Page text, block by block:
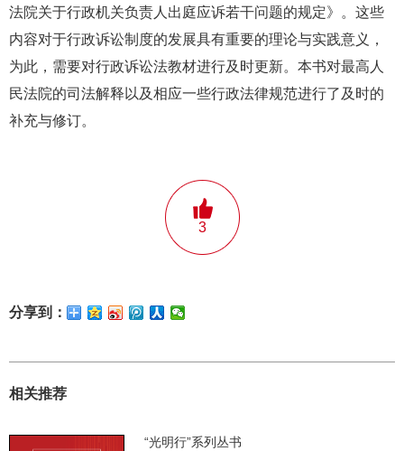
法院关于行政机关负责人出庭应诉若干问题的规定》。这些
内容对于行政诉讼制度的发展具有重要的理论与实践意义，
为此，需要对行政诉讼法教材进行及时更新。本书对最高人
民法院的司法解释以及相应一些行政法律规范进行了及时的
补充与修订。
3
分享到：
相关推荐
“光明行”系列丛书